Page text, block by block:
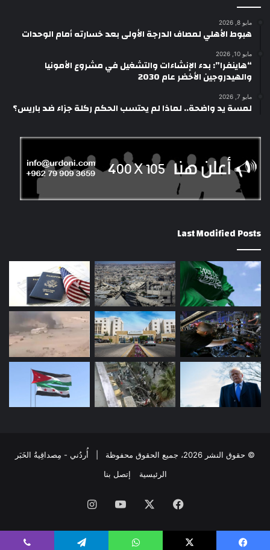
مايو 8, 2026
هبوط الأهلي لمصاف الدرجة الأولى بعد خسارته أمام الوحدات
مايو 10, 2026
“هاينفرا”: بدء الإنشاءات والتشغيل في مشروع الأمونيا
والهيدروجين الأخضر عام 2030
مايو 7, 2026
لمسة يد واضحة.. لماذا لم يحتسب الحكم ركلة جزاء ضد باريس؟
Last Modified Posts
© حقوق النشر 2026، جميع الحقوق محفوظة | أُردُني - مِصداقِيةُ الخَبَر
الرئيسية
إتصل بنا
فيسبوك ‫YouTube